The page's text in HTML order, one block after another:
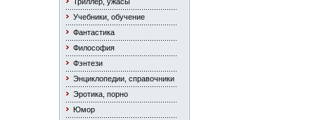
Учебники, обучение
Фантастика
Философия
Фэнтези
Энциклопедии, справочники
Эротика, порно
Юмор